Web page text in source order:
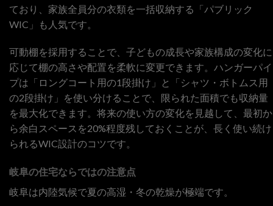
ており、家族全員分の衣類を一括収納する「パブリック
WIC」も人気です。
可動棚を採用することで、子どもの成長や家族構成の変化に
応じて棚の高さや配置を柔軟に変更できます。ハンガーパイ
プは「ロングコート用の1段掛け」と「シャツ・ボトムス用
の2段掛け」を使い分けることで、限られた面積でも収納量
を最大化できます。将来の使い方の変化を見越して、最初か
ら余白スペースを20%程度残しておくことが、長く使い続け
られるWIC設計のコツです。
岐阜の住宅ならではの注意点
岐阜は内陸気候で夏の高湿・冬の乾燥が極端です。